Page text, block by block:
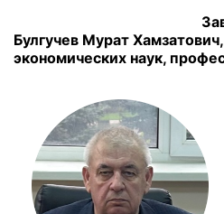
Заведующий
Булгучев Мурат
экономических наук,